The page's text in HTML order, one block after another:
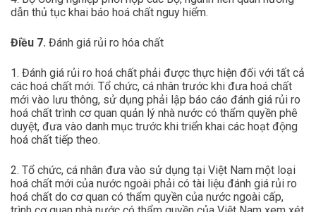
dẫn thủ tục khai báo hoá chất nguy hiểm.
Điều 7. Đánh giá rủi ro hóa chất
1. Đánh giá rủi ro hoá chất phải được thực hiện đối với tất cả
các hoá chất mới. Tổ chức, cá nhân trước khi đưa hoá chất
mới vào lưu thông, sử dụng phải lập báo cáo đánh giá rủi ro
hoá chất trình cơ quan quản lý nhà nước có thẩm quyền phê
duyệt, đưa vào danh mục trước khi triển khai các hoạt động
hoá chất tiếp theo.
2. Tổ chức, cá nhân đưa vào sử dụng tại Việt Nam một loại
hoá chất mới của nước ngoài phải có tài liệu đánh giá rủi ro
hoá chất do cơ quan có thẩm quyền của nước ngoài cấp,